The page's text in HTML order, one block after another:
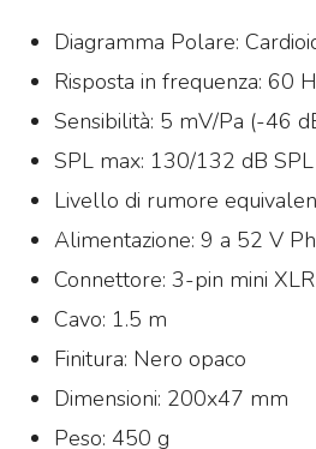
Diagramma Polare:
Risposta in frequenza: 60
Sensibilità: 5 mV/Pa (-46
SPL max: 130/132 dB
Livello di rumore
Alimentazione: 9 a 52 V
Connettore: 3-pin mini XLR
Cavo: 1.5 m
Finitura: Nero opaco
Dimensioni: 200x47 mm
Peso: 450 g